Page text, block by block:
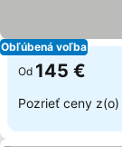
Obľúbená voľba
Od 145 €
Pozrieť ceny z(o)